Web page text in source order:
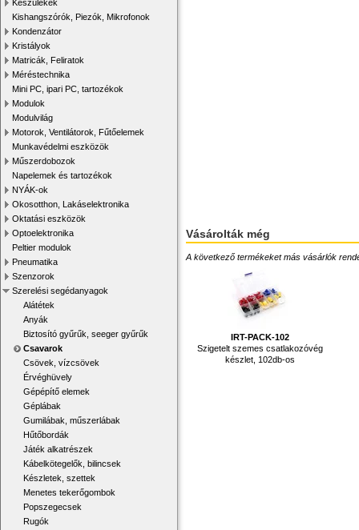
Készülékek
Kishangszórók, Piezók, Mikrofonok
Kondenzátor
Kristályok
Matricák, Feliratok
Méréstechnika
Mini PC, ipari PC, tartozékok
Modulok
Modulvilág
Motorok, Ventilátorok, Fűtőelemek
Munkavédelmi eszközök
Műszerdobozok
Napelemek és tartozékok
NYÁK-ok
Okosotthon, Lakáselektronika
Oktatási eszközök
Optoelektronika
Peltier modulok
Pneumatika
Szenzorok
Szerelési segédanyagok
Alátétek
Anyák
Biztosító gyűrűk, seeger gyűrűk
Csavarok
Csövek, vízcsövek
Érvéghüvely
Gépépítő elemek
Géplábak
Gumilábak, műszerlábak
Hűtőbordák
Játék alkatrészek
Kábelkötegelők, bilincsek
Készletek, szettek
Menetes tekerőgombok
Popszegecsek
Rugók
Vásárolták még
A következő termékeket más vásárlók
IRT-PACK-102
Szigetelt szemes csatlakozóvég
készlet, 102db-os